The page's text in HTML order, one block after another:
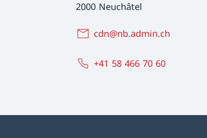
2000 Neuchâtel
cdn@nb.admin.ch
+41 58 466 70 60